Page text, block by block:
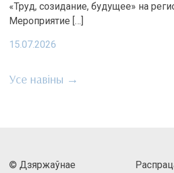
«Труд, созидание, будущее» на
Мероприятие […]
15.07.2026
Усе навіны →
© Дзяржаўнае